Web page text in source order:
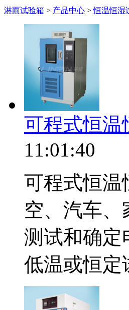
淋雨试验箱 > 产品中心 >恒温恒湿
可程式恒温
11:01:40
可程式恒温
空、汽车
测试和确定
低温或恒定